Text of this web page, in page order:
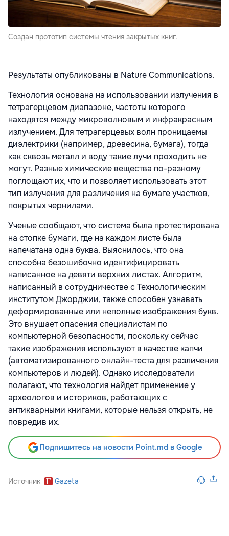
Создан прототип системы чтения закрытых книг.
Результаты опубликованы в Nature Communications.
Технология основана на использовании излучения в
тетрагерцевом диапазоне, частоты которого
находятся между микроволновым и инфракрасным
излучением. Для тетрагерцевых волн проницаемы
диэлектрики (например, древесина, бумага), тогда
как сквозь металл и воду такие лучи проходить не
могут. Разные химические вещества по-разному
поглощают их, что и позволяет использовать этот
тип излучения для различения на бумаге участков,
покрытых чернилами.
Ученые сообщают, что система была протестирована
на стопке бумаги, где на каждом листе была
напечатана одна буква. Выяснилось, что она
способна безошибочно идентифицировать
написанное на девяти верхних листах. Алгоритм,
написанный в сотрудничестве с Технологическим
институтом Джорджии, также способен узнавать
деформированные или неполные изображения букв.
Это внушает опасения специалистам по
компьютерной безопасности, поскольку сейчас
такие изображения используют в качестве капчи
(автоматизированного онлайн-теста для различения
компьютеров и людей). Однако исследователи
полагают, что технология найдет применение у
археологов и историков, работающих с
антикварными книгами, которые нельзя открыть, не
повредив их.
Подпишитесь на новости Point.md в Google
Источник Gazeta